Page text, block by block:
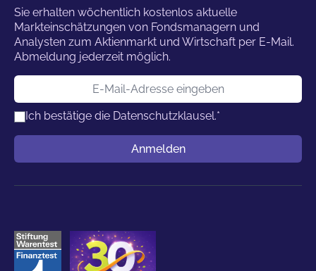
Sie erhalten wöchentlich kostenlos aktuelle
Markteinschätzungen von Fondsmanagern und
Analysten zum Aktienmarkt und Wirtschaft per E-Mail.
Abmeldung jederzeit möglich.
E-Mail-Adresse
Ich bestätige die Datenschutzklausel.*
Anmelden